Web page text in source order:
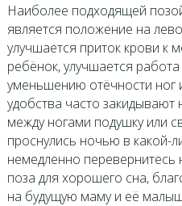
Наиболее подходящей
является положение на
улучшается приток крови к
ребёнок, улучшается
уменьшению отёчности ног
удобства часто закидывают
между ногами подушку или
проснулись ночью в какой-
немедленно перевернитесь
поза для хорошего сна,
на будущую маму и её